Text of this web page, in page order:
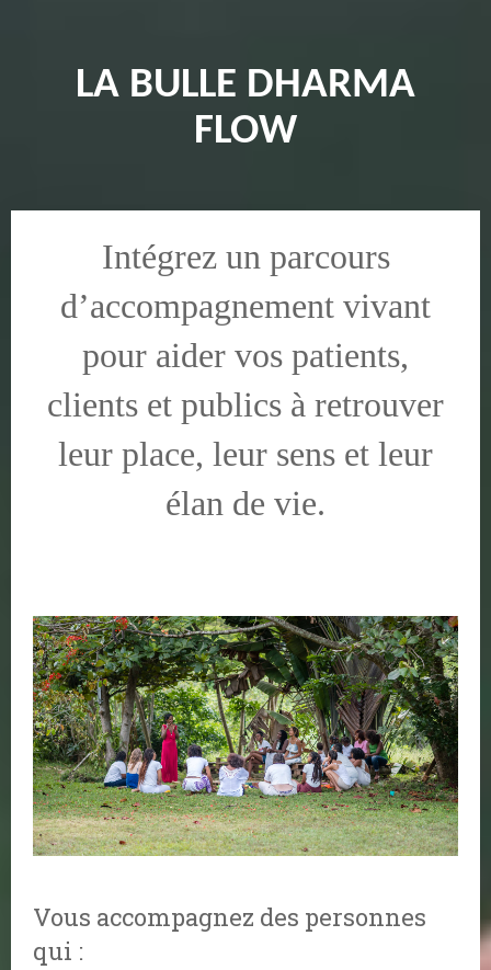
LA BULLE DHARMA
FLOW
Intégrez un parcours
d’accompagnement vivant
pour aider vos patients,
clients et publics à retrouver
leur place, leur sens et leur
élan de vie.
Vous accompagnez des personnes
qui :